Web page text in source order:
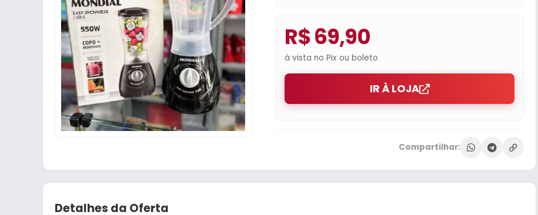
R$ 69,90
à vista no Pix ou boleto
IR À LOJA
Compartilhar:
Detalhes da Oferta